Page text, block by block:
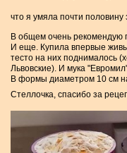
что я умяла почти
В общем очень рекомендую
И еще. Купила впервые
тесто на них поднималось
Львовские). И мука
В формы диаметром 10 см
Стеллочка, спасибо за